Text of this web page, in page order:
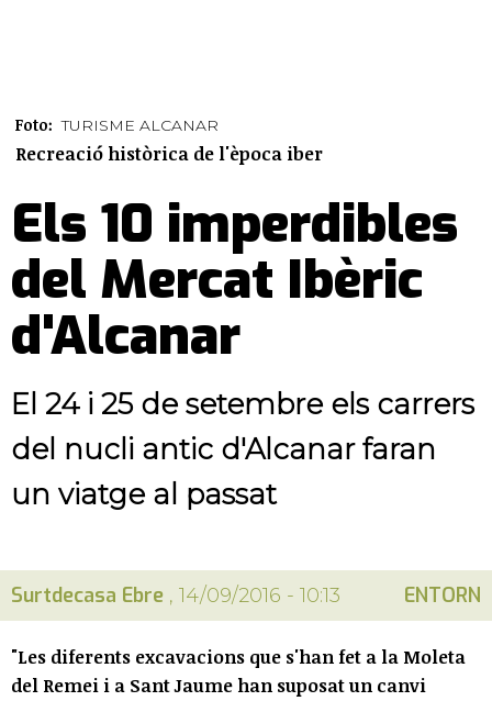
Foto: TURISME ALCANAR
Recreació històrica de l'època iber
Els 10 imperdibles
del Mercat Ibèric
d'Alcanar
El 24 i 25 de setembre els carrers
del nucli antic d'Alcanar faran
un viatge al passat
Surtdecasa Ebre , 14/09/2016 - 10:13 ENTORN
"Les diferents excavacions que s'han fet a la Moleta
del Remei i a Sant Jaume han suposat un canvi